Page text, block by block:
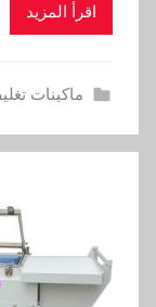
اقرأ المزيد
ماكينات